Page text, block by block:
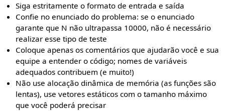
Siga estritamente o formato de entrada e saída
Confie no enunciado do problema: se o enunciado
garante que N não ultrapassa 10000, não é necessário
realizar esse tipo de teste
Coloque apenas os comentários que ajudarão você e sua
equipe a entender o código; nomes de variáveis
adequados contribuem (e muito!)
Não use alocação dinâmica de memória (as funções são
lentas), use vetores estáticos com o tamanho máximo
que você poderá precisar